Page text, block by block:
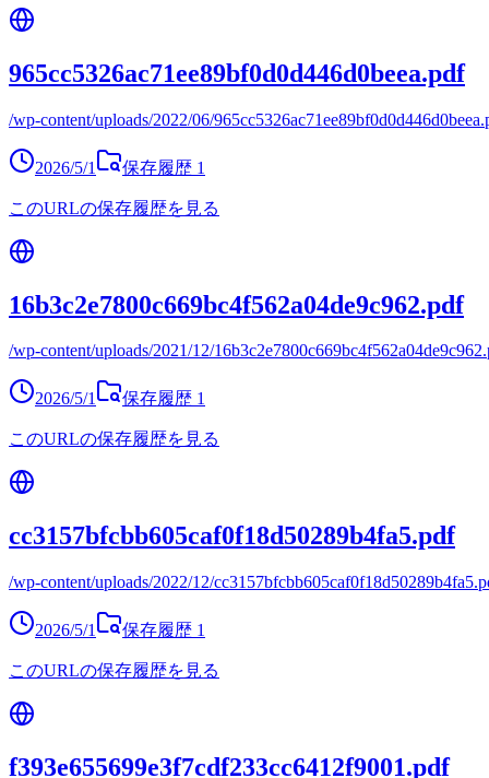
965cc5326ac71ee89bf0d0d446d0beea.pdf
/wp-content/uploads/2022/06/
2026/5/1 保存履歴 1
このURLの保存履歴を見る
16b3c2e7800c669bc4f562a04de9c962.pdf
/wp-content/uploads/2021/12/
2026/5/1 保存履歴 1
このURLの保存履歴を見る
cc3157bfcbb605caf0f18d50289b4fa5.pdf
/wp-content/uploads/2022/12/
2026/5/1 保存履歴 1
このURLの保存履歴を見る
f393e655699e3f7cdf233cc6412f9001.pdf